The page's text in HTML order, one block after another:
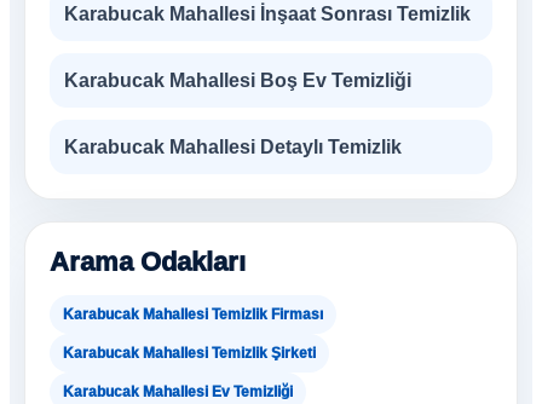
Karabucak Mahallesi İnşaat Sonrası Temizlik
Karabucak Mahallesi Boş Ev Temizliği
Karabucak Mahallesi Detaylı Temizlik
Arama Odakları
Karabucak Mahallesi Temizlik Firması
Karabucak Mahallesi Temizlik Şirketi
Karabucak Mahallesi Ev Temizliği